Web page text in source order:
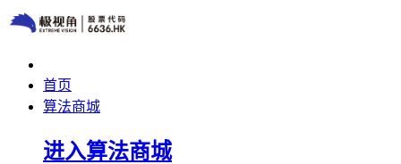
首页
算法商城
进入算法商城